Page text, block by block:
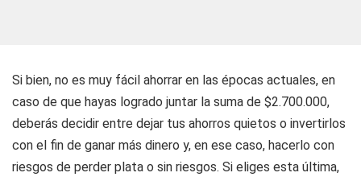
Si bien, no es muy fácil ahorrar en las épocas actuales, en
caso de que hayas logrado juntar la suma de $2.700.000,
deberás decidir entre dejar tus ahorros quietos o invertirlos
con el fin de ganar más dinero y, en ese caso, hacerlo con
riesgos de perder plata o sin riesgos. Si eliges esta última,